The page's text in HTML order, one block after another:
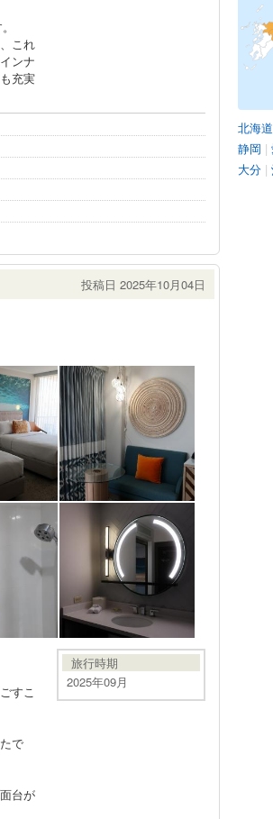
これ
ンナ
充実
投稿日 2025年10月04日
すこ
で
台が
旅行時期
2025年09月
北海道
静岡 |
大分 |